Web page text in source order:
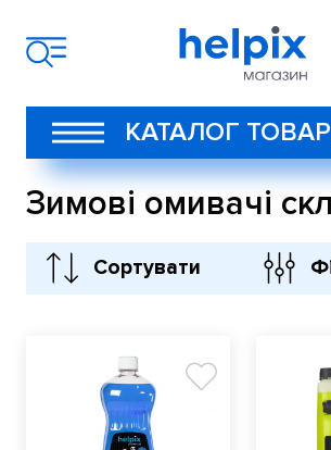
КАТАЛОГ
Зимові омивачі
Сортувати